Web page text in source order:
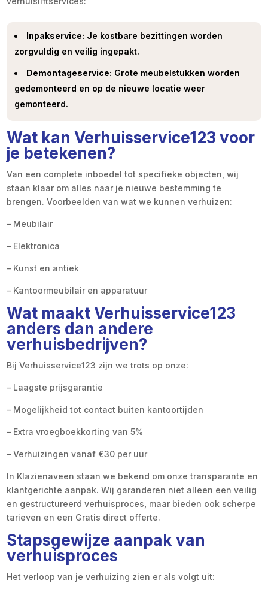
Inpakservice: Je kostbare bezittingen worden
zorgvuldig en veilig ingepakt.
Demontageservice: Grote meubelstukken worden
gedemonteerd en op de nieuwe locatie weer
gemonteerd.
Wat kan Verhuisservice123 voor
je betekenen?
Van een complete inboedel tot specifieke objecten, wij
staan klaar om alles naar je nieuwe bestemming te
brengen. Voorbeelden van wat we kunnen verhuizen:
– Meubilair
– Elektronica
– Kunst en antiek
– Kantoormeubilair en apparatuur
Wat maakt Verhuisservice123
anders dan andere
verhuisbedrijven?
Bij Verhuisservice123 zijn we trots op onze:
– Laagste prijsgarantie
– Mogelijkheid tot contact buiten kantoortijden
– Extra vroegboekkorting van 5%
– Verhuizingen vanaf €30 per uur
In Klazienaveen staan we bekend om onze transparante en
klantgerichte aanpak. Wij garanderen niet alleen een veilig
en gestructureerd verhuisproces, maar bieden ook scherpe
tarieven en een Gratis direct offerte.
Stapsgewijze aanpak van
verhuisproces
Het verloop van je verhuizing zien er als volgt uit: